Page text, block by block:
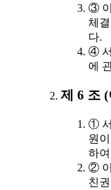
③ 이
체
다.
④ 서
에
제 6 조
① 서
원
하
② 이
친